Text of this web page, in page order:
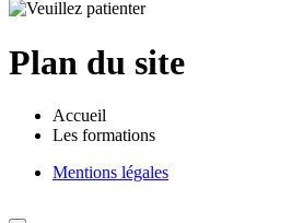
Plan du site
Accueil
Les formations
Mentions légales